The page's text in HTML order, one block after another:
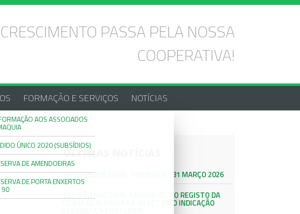
PASSA PELA NOSSA
COOPERATIVA!
FORMAÇÃO E SERVIÇOS NOTÍCIAS
AOS ASSOCIADOS
ÚNICO 2020 (SUBSÍDIOS)
DE AMENDOEIRAS
DE PORTA ENXERTOS
90 e
ÚLTIMAS NOTÍCIAS
ASSEMBLEIA GERAL ORDINARIA - 31 MARÇO 2026
DECISÃO NACIONAL FAVORÁVEL AO REGISTO DA
CEREJA DE ALFÂNDEGA DA FÉ COMO INDICAÇÃO